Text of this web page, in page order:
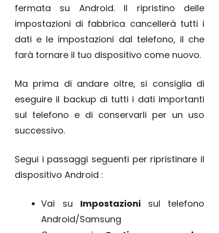
fermata su Android. Il ripristino delle
impostazioni di fabbrica cancellerà tutti i
dati e le impostazioni dal telefono, il che
farà tornare il tuo dispositivo come nuovo.
Ma prima di andare oltre, si consiglia di
eseguire il backup di tutti i dati importanti
sul telefono e di conservarli per un uso
successivo.
Segui i passaggi seguenti per ripristinare il
dispositivo Android :
Vai su Impostazioni sul telefono
Android/Samsung